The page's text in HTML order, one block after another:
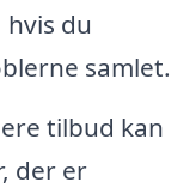
du
samlet.
tilbud kan
der er